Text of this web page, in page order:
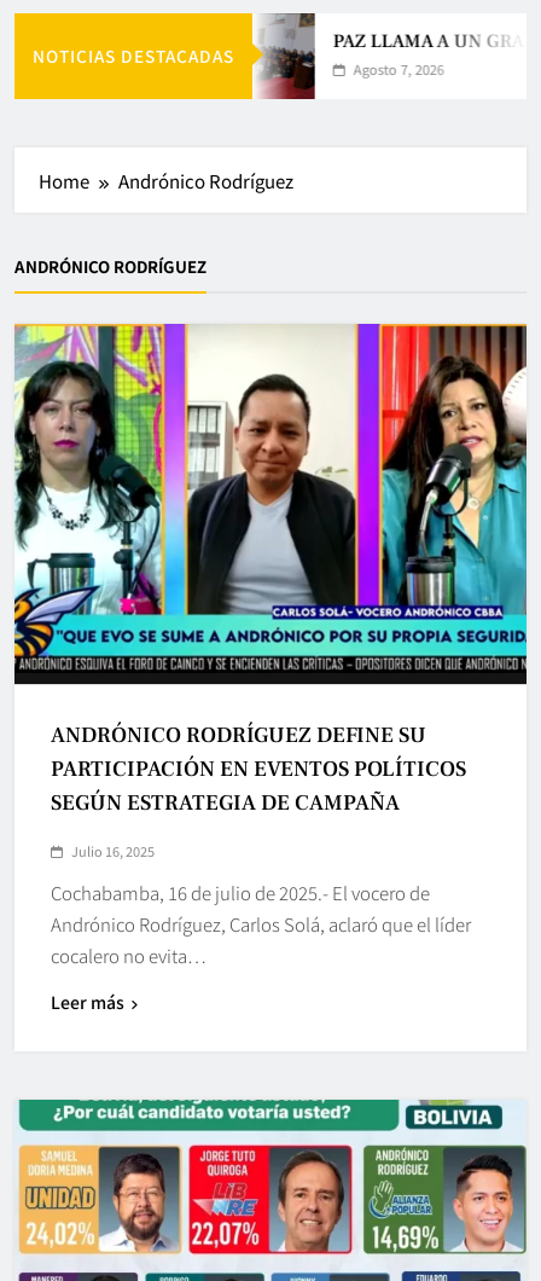
NOTICIAS DESTACADAS
PAZ LLAMA A UN GRAN
Agosto 7, 2026
Home Andrónico Rodríguez
ANDRÓNICO RODRÍGUEZ
ANDRÓNICO RODRÍGUEZ DEFINE SU
PARTICIPACIÓN EN EVENTOS POLÍTICOS
SEGÚN ESTRATEGIA DE CAMPAÑA
Julio 16, 2025
Cochabamba, 16 de julio de 2025.- El vocero de
Andrónico Rodríguez, Carlos Solá, aclaró que el líder
cocalero no evita…
Leer más